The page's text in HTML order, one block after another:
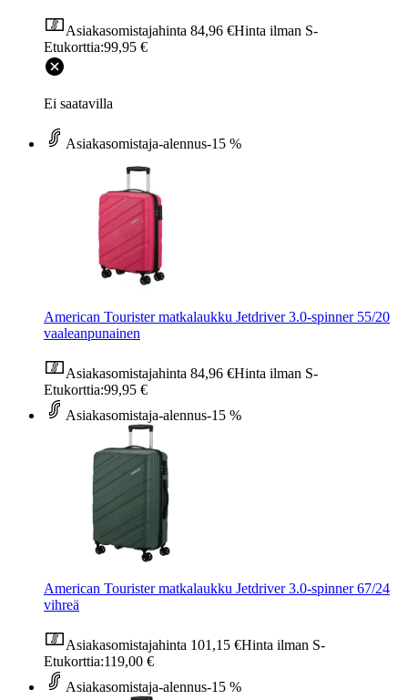
Asiakasomistajahinta 84,96 €Hinta ilman S-
Etukorttia:99,95 €
Ei saatavilla
Asiakasomistaja-alennus-15 %
American Tourister matkalaukku Jetdriver 3.0-spinner 55/20
vaaleanpunainen
Asiakasomistajahinta 84,96 €Hinta ilman S-
Etukorttia:99,95 €
Asiakasomistaja-alennus-15 %
American Tourister matkalaukku Jetdriver 3.0-spinner 67/24
vihreä
Asiakasomistajahinta 101,15 €Hinta ilman S-
Etukorttia:119,00 €
Asiakasomistaja-alennus-15 %